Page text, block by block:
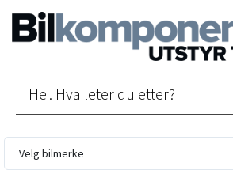
Velg bilmerke